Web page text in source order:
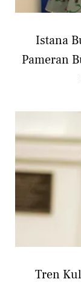
Istana
Pameran
Tren